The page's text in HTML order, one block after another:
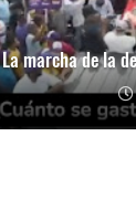
La marcha de la